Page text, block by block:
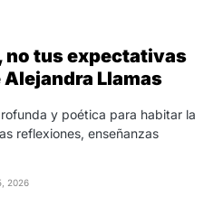
no tus expectativas
Alejandra Llamas
y poética para habitar la
reflexiones, enseñanzas
2026